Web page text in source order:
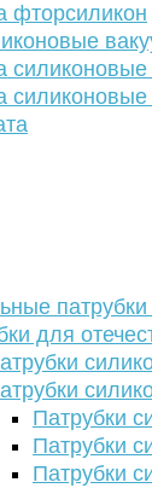
фторсиликон
для
Патрубки
Патрубки
Патрубки